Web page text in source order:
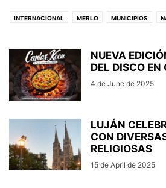
INTERNACIONAL MERLO MUNICIPIOS
NUEVA
DEL DISCO EN
4 de June de 2025
LUJÁN
CON
RELIGIOSAS
15 de April de 2025